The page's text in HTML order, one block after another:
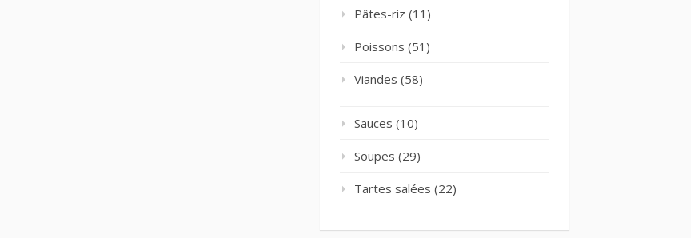
Pâtes-riz (11)
Poissons (51)
Viandes (58)
Sauces (10)
Soupes (29)
Tartes salées (22)